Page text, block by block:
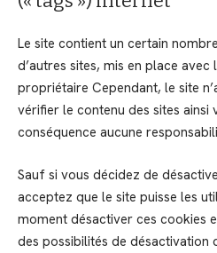
Le site contient un certain
d’autres sites, mis en place avec
propriétaire Cependant, le site
vérifier le contenu des sites ainsi
conséquence aucune
Sauf si vous décidez de
acceptez que le site puisse les
moment désactiver ces cookies
des possibilités de désactivation